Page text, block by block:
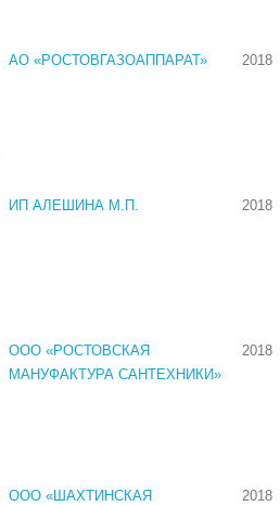
АО «РОСТОВГАЗОАППАРАТ» 2018
ИП АЛЕШИНА М.П. 2018
ООО «РОСТОВСКАЯ
МАНУФАКТУРА САНТЕХНИКИ»
2018
ООО «ШАХТИНСКАЯ
2018